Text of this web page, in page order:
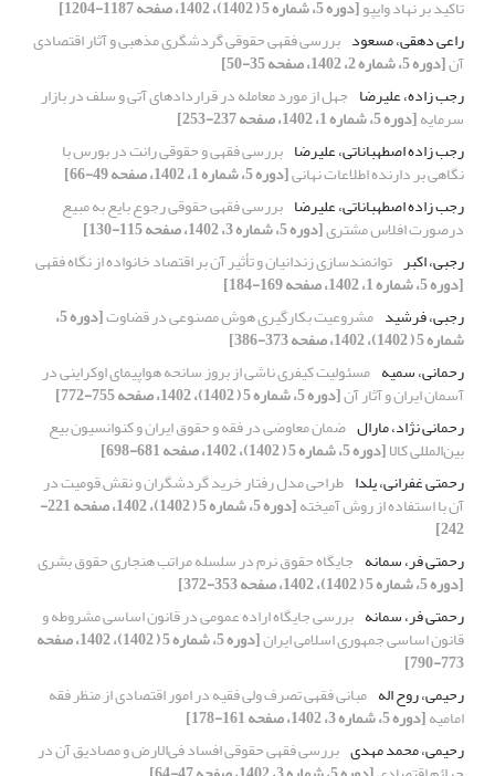
تاکید بر نهاد وایپو[دوره 5، شماره 5 ( 1402)، 1402، صفحه 1187-1204]
راعی دهقی، مسعود بررسی فقهی حقوقی گردشگری مذهبی و آثار اقتصادی
آن[دوره 5، شماره 2، 1402، صفحه 35-50]
رجب زاده، علیرضا جهل از مورد معامله در قراردادهای آتی و سلف در بازار
سرمایه[دوره 5، شماره 1، 1402، صفحه 237-253]
رجب زاده اصطهباناتی، علیرضا بررسی فقهی و حقوقی رانت در بورس با
نگاهی بر دارنده اطلاعات نهانی[دوره 5، شماره 1، 1402، صفحه 49-66]
رجب زاده اصطهباناتی، علیرضا بررسی فقهی حقوقی رجوع بایع به مبیع
درصورت افلاس مشتری[دوره 5، شماره 3، 1402، صفحه 115-130]
رجبی، اکبر توانمند‌سازی زندانیان و تأثیر آن بر اقتصاد خانواده از نگاه فقهی
[دوره 5، شماره 1، 1402، صفحه 169-184]
رجبی، فرشید مشروعیت بکارگیری هوش مصنوعی در قضاوت [دوره 5،
شماره 5 ( 1402)، 1402، صفحه 373-386]
رحمانی، سمیه مسئولیت کیفری ناشی از بروز سانحه هواپیمای اوکراینی در
آسمان ایران و آثار آن[دوره 5، شماره 5 ( 1402)، 1402، صفحه 755-772]
رحمانی نژاد، مارال ضمان معاوضی در فقه و حقوق ایران و کنوانسیون بیع
بین‌المللی کالا[دوره 5، شماره 5 ( 1402)، 1402، صفحه 681-698]
رحمتی غفرانی، یلدا طراحی مدل رفتار خرید گردشگران و نقش قومیت در
آن با استفاده از روش آمیخته [دوره 5، شماره 5 ( 1402)، 1402، صفحه 221-
242]
رحمتی فر، سمانه جایگاه حقوق نرم در سلسله مراتب هنجاری حقوق بشری
[دوره 5، شماره 5 ( 1402)، 1402، صفحه 353-372]
رحمتی فر، سمانه بررسی جایگاه اراده عمومی در قانون اساسی مشروطه و
قانون اساسی جمهوری اسلامی ایران [دوره 5، شماره 5 ( 1402)، 1402، صفحه
773-790]
رحیمی، روح اله مبانی فقهی تصرف ولی فقیه در امور اقتصادی از منظر فقه
امامیه[دوره 5، شماره 3، 1402، صفحه 161-178]
رحیمی، محمد مهدی بررسی فقهی حقوقی افساد فی‌الارض و مصادیق آن در